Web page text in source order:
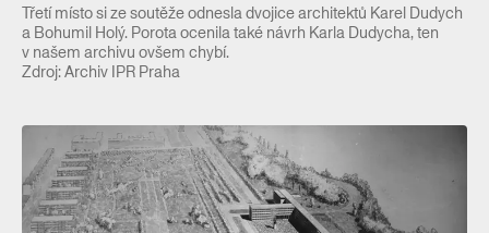
Třetí místo si ze soutěže odnesla dvojice architektů Karel Dudych
a Bohumil Holý. Porota ocenila také návrh Karla Dudycha, ten
v našem archivu ovšem chybí.
Zdroj: Archiv IPR Praha